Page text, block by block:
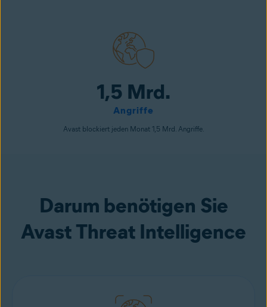
1,5 Mrd.
Angriffe
Avast blockiert jeden Monat 1,5 Mrd. Angriffe.
Darum benötigen Sie
Avast Threat Intelligence